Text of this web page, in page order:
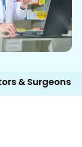
14+